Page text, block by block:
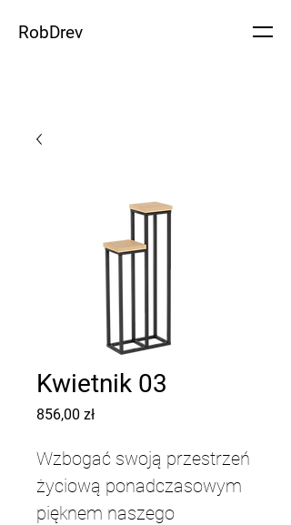
RobDrev
Kwietnik 03
856,00 złCena
Wzbogać swoją przestrzeń
życiową ponadczasowym
pięknem naszego